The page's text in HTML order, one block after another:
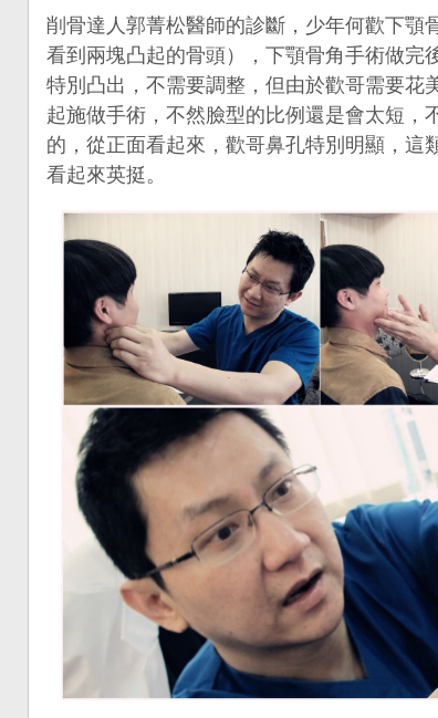
削骨達人郭菁松醫師的診斷，少年何歡下顎
看到兩塊凸起的骨頭），下顎骨角手術做完
特別凸出，不需要調整，但由於歡哥需要花
起施做手術，不然臉型的比例還是會太短
的，從正面看起來，歡哥鼻孔特別明顯，這
看起來英挺。